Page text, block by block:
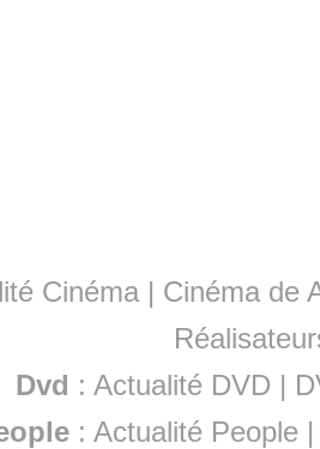
Cinéma | Cinéma de
Dvd : Actualité DVD |
:Actualité People